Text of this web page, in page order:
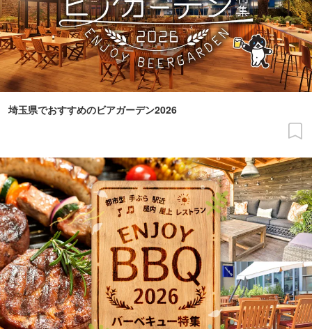
埼玉県でおすすめのビアガーデン2026